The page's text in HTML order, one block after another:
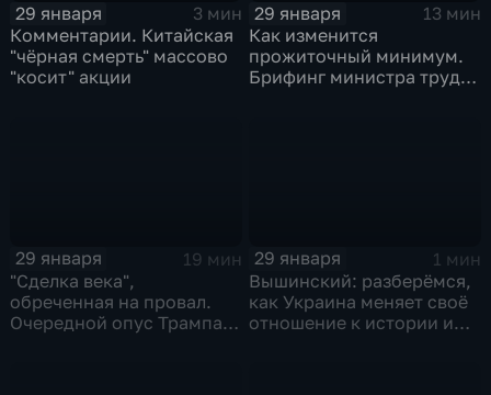
29 января
3 мин
Комментарии. Китайская
"чёрная смерть" массово
"косит" акции
29 января
13 мин
Как изменится
прожиточный минимум.
Брифинг министра труда
29 января
19 мин
"Сделка века",
обреченная на провал.
Очередной опус Трампа.
29 января
1 мин
Вышинский: разберёмся,
как Украина меняет своё
отношение к истории и